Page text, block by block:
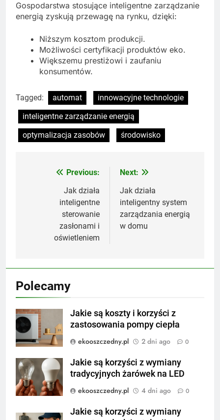
Gospodarstwa stosujące inteligentne zarządzanie
energią zyskują przewagę na rynku, dzięki:
Niższym kosztom produkcji.
Możliwości certyfikacji produktów eko.
Większemu prestiżowi i zaufaniu
konsumentów.
Tagged: automat
innowacyjne technologie
inteligentne zarządzanie energią
optymalizacja zasobów
środowisko
NawigacjaPrevious:
Jak działa
inteligentne
sterowanie
zasłonami i
oświetleniem
Next:
Jak działa
inteligentny system
zarządzania energią
w domu
Polecamy
Jakie są koszty i korzyści z
zastosowania pompy ciepła
ekooszczedny.pl
2 dni ago 0
Jakie są korzyści z wymiany
tradycyjnych żarówek na LED
ekooszczedny.pl
4 dni ago 0
Jakie są korzyści z wymiany